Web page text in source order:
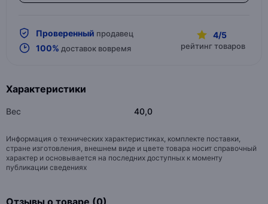
Проверенный продавец
100% доставок вовремя
4/5
рейтинг товаров
Характеристики
Вес 40,0
Информация о технических характеристиках, комплекте поставки,
стране изготовления, внешнем виде и цвете товара носит справочный
характер и основывается на последних доступных к моменту
публикации сведениях
Отзывы о товаре (0)